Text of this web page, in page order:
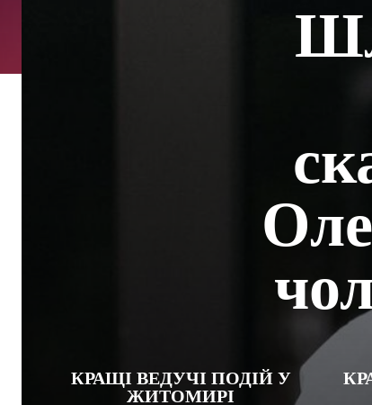
КРАЩІ ВЕДУЧІ ПОДІЙ У
ЖИТОМИРІ